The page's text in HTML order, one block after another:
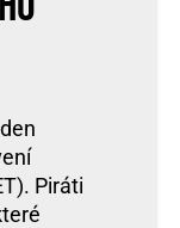
Piráti